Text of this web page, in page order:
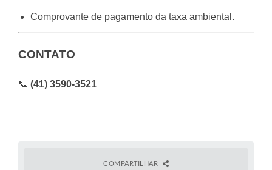
Comprovante de pagamento da taxa ambiental.
CONTATO
📞 (41) 3590-3521
COMPARTILHAR